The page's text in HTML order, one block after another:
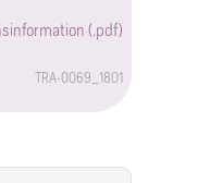
(.pdf)
TRA-0069_1801